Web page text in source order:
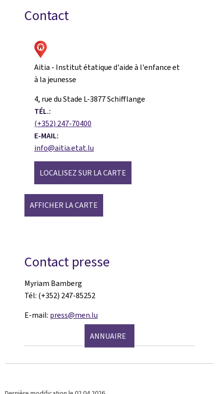
Contact
Aitia - Institut étatique d'aide à l'enfance et
à la jeunesse
ADRESSE
:
4, rue du Stade L-3877Schifflange
TÉL.:
(+352) 247-70400
E-MAIL:
info@aitia.etat.lu
LOCALISEZ SUR LA CARTE
AFFICHER LA CARTE
Contact presse
Myriam Bamberg
Tél: (+352) 247-85252
E-mail: press@men.lu
ANNUAIRE